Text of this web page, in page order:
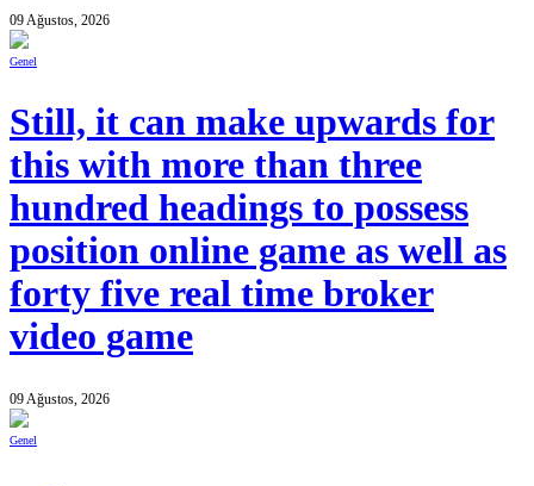
09 Ağustos, 2026
Genel
Still, it can make upwards for
this with more than three
hundred headings to possess
position online game as well as
forty five real time broker
video game
09 Ağustos, 2026
Genel